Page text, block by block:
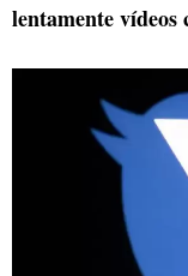
lentamente